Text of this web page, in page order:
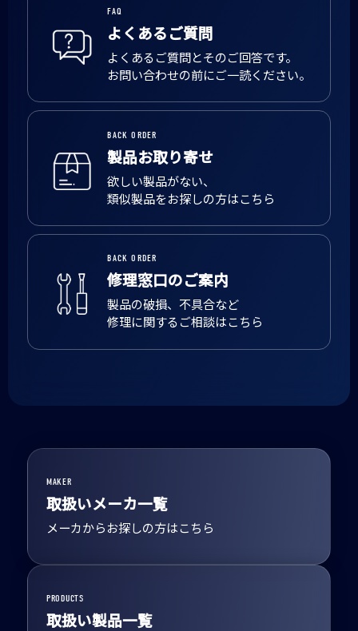
FAQ
よくあるご質問
よくあるご質問とそのご回答です。
お問い合わせの前にご一読ください。
BACK ORDER
製品お取り寄せ
欲しい製品がない、
類似製品をお探しの方はこちら
BACK ORDER
修理窓口のご案内
製品の破損、不具合など
修理に関するご相談はこちら
MAKER
取扱いメーカ一覧
メーカからお探しの方はこちら
PRODUCTS
取扱い製品一覧